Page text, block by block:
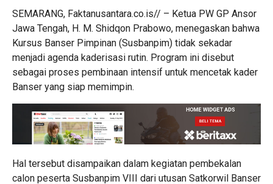
SEMARANG, Faktanusantara.co.is// – Ketua PW GP Ansor
Jawa Tengah, H. M. Shidqon Prabowo, menegaskan bahwa
Kursus Banser Pimpinan (Susbanpim) tidak sekadar
menjadi agenda kaderisasi rutin. Program ini disebut
sebagai proses pembinaan intensif untuk mencetak kader
Banser yang siap memimpin.
Hal tersebut disampaikan dalam kegiatan pembekalan
calon peserta Susbanpim VIII dari utusan Satkorwil Banser